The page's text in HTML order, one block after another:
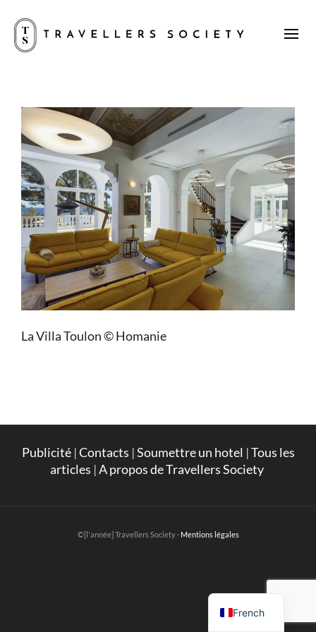
La Villa Toulon © Homanie
Publicité|Contacts |Soumettre un hotel |Tous les
articles |A propos de Travellers Society
©[l'année] Travellers Society · Mentions légales
French